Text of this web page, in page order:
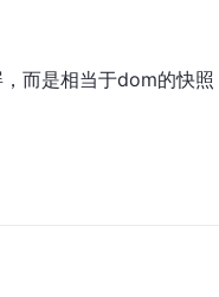
而是相当于dom的快